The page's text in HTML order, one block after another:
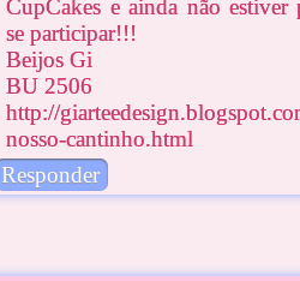
CupCakes e ainda não
se participar!!!
Beijos Gi
BU 2506
http://
nosso-cantinho.html
Responder